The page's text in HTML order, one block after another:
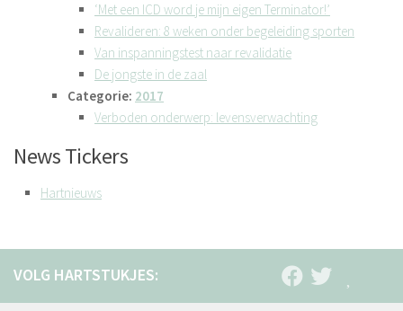
‘Met een ICD word je mijn eigen Terminator!’
Revalideren: 8 weken onder begeleiding sporten
Van inspanningstest naar revalidatie
De jongste in de zaal
Categorie: 2017
Verboden onderwerp: levensverwachting
News Tickers
Hartnieuws